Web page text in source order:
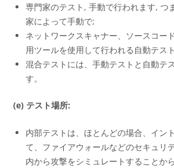
専門家のテスト, 手動で行われます, つ
家によって手動で;
ネットワークスキャナー、ソースコー
用ツールを使用して行われる自動テスト
混合テストには、手動テストと自動テ
す。
(e) テスト場所:
内部テストは、ほとんどの場合、イン
て、ファイアウォールなどのセキュリ
内から攻撃をシミュレートすることか